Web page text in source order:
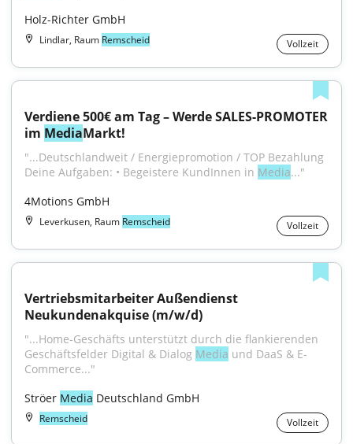
Holz-Richter GmbH
Lindlar, Raum Remscheid Vollzeit
Verdiene 500€ am Tag – Werde SALES-PROMOTER
im MediaMarkt!
"...Deutschlandweit / Energiepromotion / TOP Bezahlung
Deine Aufgaben: • Begeistere KundInnen in Media..."
4Motions GmbH
Leverkusen, Raum Remscheid Vollzeit
Vertriebsmitarbeiter Außendienst
Neukundenakquise (m/w/d)
"...Home-Geschäfts unterstützt durch die flankierenden
Geschäftsfelder Digital & Dialog Media und DaaS & E-
Commerce..."
Ströer Media Deutschland GmbH
Remscheid Vollzeit